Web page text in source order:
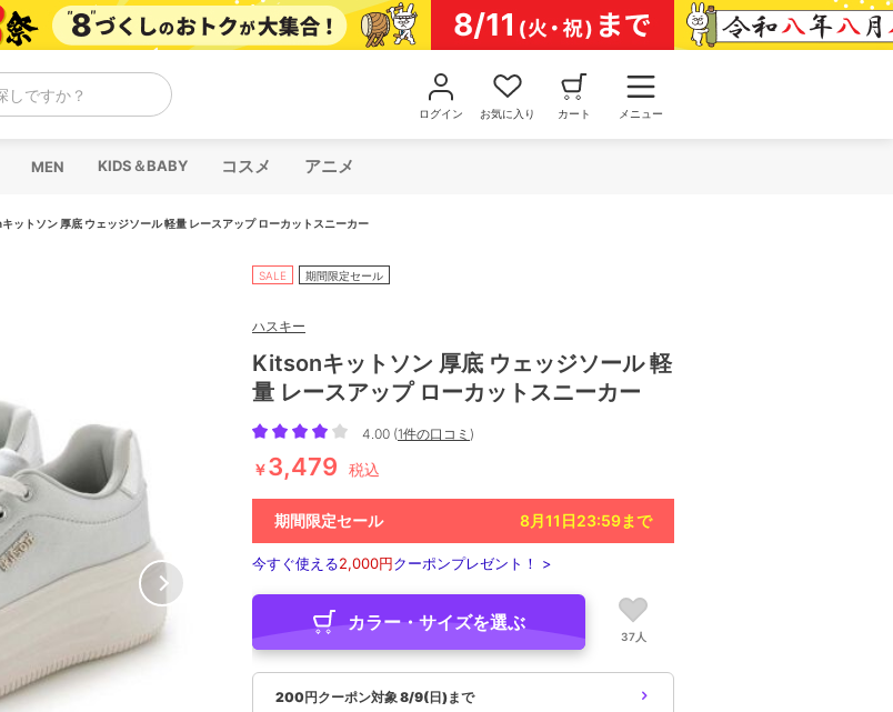
しですか？
ログイン お気に入り カート メニュー
MEN KIDS＆BABY コスメ アニメ
ットソン 厚底 ウェッジソール 軽量 レースアップ ローカットスニーカー
SALE 期間限定セール
ハスキー
Kitsonキットソン 厚底 ウェッジソール 軽
量 レースアップ ローカットスニーカー
4.00 (1件の口コミ )
￥3,479 税込
期間限定セール 8月11日23:59まで
今すぐ使える2,000円クーポンプレゼント！ >
カラー・サイズを選ぶ
37人
200円クーポン対象 8/9(日)まで